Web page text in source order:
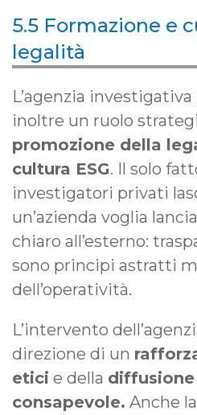
5.5 Formazione e
legalità
L’agenzia
inoltre un ruolo
promozione della
cultura ESG. Il solo
investigatori privati
un’azienda voglia
chiaro all’esterno:
sono principi astratti
dell’operatività.
L’intervento
direzione di un
etici e della
consapevole. Anche